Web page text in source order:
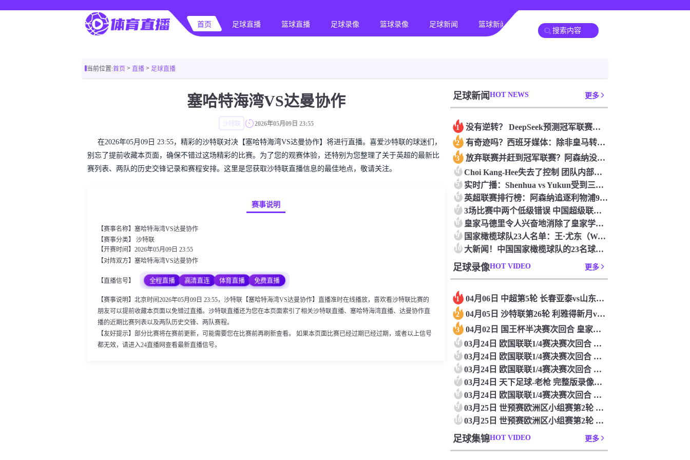
首页 足球直播 篮球直播 足球录像 篮球录像 足球新闻 篮球新闻
当前位置:首页 > 直播 > 足球直播
塞哈特海湾VS达曼协作
沙特联 2026年05月09日 23:55
在2026年05月09日 23:55，精彩的沙特联对决【塞哈特海湾VS达曼协作】将进行直播。喜爱沙特联的球迷们，
别忘了提前收藏本页面，确保不错过这场精彩的比赛。为了您的观赛体验，还特别为您整理了关于英超的最新比
赛列表、两队的历史交锋记录和赛程安排。这里是您获取沙特联直播信息的最佳地点，敬请关注。
赛事说明
【赛事名称】塞哈特海湾VS达曼协作
【赛事分类】 沙特联
【开赛时间】2026年05月09日 23:55
【对阵双方】塞哈特海湾VS达曼协作
【直播信号】 全程直播 高清直连 体育直播 免费直播
【赛事说明】北京时间2026年05月09日 23:55，沙特联【塞哈特海湾VS达曼协作】直播准时在线播放，喜欢看沙特联比赛的
朋友可以提前收藏本页面以免错过直播。沙特联直播还为您在本页面索引了相关沙特联直播、塞哈特海湾直播、达曼协作直
播的近期比赛列表以及两队历史交锋、两队赛程。
【友好提示】部分比赛将在赛前更新，可能需要您在比赛前再刷新查看。 如果本页面比赛已经过期已经过期，或者以上信号
都无效，请进入24直播网查看最新直播信号。
足球新闻 HOT NEWS 更多
1 没有逆转？ DeepSeek预测冠军联赛的第二回合：4支球队在第一回合中获胜 枪手输了
2 有奇迹吗？西班牙媒体：除非皇马转过身赢得西甲或欧洲冠军
3 放弃联赛并赶到冠军联赛？阿森纳没有希望赢得英超杯 赢得欧洲冠军的可能性
4 Choi Kang-Hee失去了控制 团队内部的冲突很突出 只有一个人可以从水火中拯救崔孔
5 实时广播：Shenhua vs Yukun受到三项有争议的惩罚 Yukun将向中国足球联合会提出投诉
6 英超联赛排行榜：阿森纳追逐利物浦9分 曼联连续三件坏事
7 3场比赛中两个低级错误 中国超级联赛的前守门员很老 是时候让位了 最好的继任者出现
8 皇家马德里令人兴奋地消除了皇家学会 安彭负责造成巨大的灾难！
9 国家橄榄球队23人名单：王·尤东（Wang Yudong）首次被选为第11名 塞吉尼奥（Serginho）在名单上
10 大新闻！中国国家橄榄球队的23名球员被确认是第一次进入阵容
足球录像HOT VIDEO 更多
1 04月06日 中超第5轮 长春亚泰vs山东泰山 全场录像
2 04月05日 沙特联第26轮 利雅得新月vs利雅得胜利 全场录像
3 04月02日 国王杯半决赛次回合 皇家马德里vs皇家社会 全场录像
4 03月24日 欧国联联1/4赛决赛次回合 德国vs意大利 全场录像回放
5 03月24日 欧国联联1/4赛决赛次回合 法国vs克罗地亚 全场录像回放
6 03月24日 欧国联联1/4赛决赛次回合 葡萄牙vs丹麦 全场录像回放
7 03月24日 天下足球-老枪 完整版录像回放
8 03月24日 欧国联联1/4赛决赛次回合 西班牙vs荷兰 全场录像回放
9 03月25日 世预赛欧洲区小组赛第2轮 立陶宛vs芬兰 全场录像回放
10 03月25日 世预赛欧洲区小组赛第2轮 波兰vs马耳他 全场录像回放
足球集锦HOT VIDEO 更多